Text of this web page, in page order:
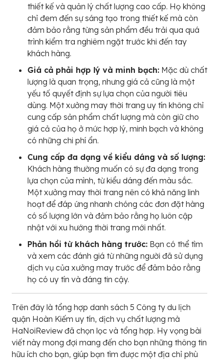
thiết kế và quản lý chất lượng cao cấp. Họ không
chỉ đem đến sự sáng tạo trong thiết kế mà còn
đảm bảo rằng từng sản phẩm đều trải qua quá
trình kiểm tra nghiêm ngặt trước khi đến tay
khách hàng.
Giá cả phải hợp lý và minh bạch: Mặc dù chất
lượng là quan trọng, nhưng giá cả cũng là một
yếu tố quyết định sự lựa chọn của người tiêu
dùng. Một xưởng may thời trang uy tín không chỉ
cung cấp sản phẩm chất lượng mà còn giữ cho
giá cả của họ ở mức hợp lý, minh bạch và không
có những chi phí ẩn.
Cung cấp đa dạng về kiểu dáng và số lượng:
Khách hàng thường muốn có sự đa dạng trong
lựa chọn của mình, từ kiểu dáng đến màu sắc.
Một xưởng may thời trang nên có khả năng linh
hoạt để đáp ứng nhanh chóng các đơn đặt hàng
có số lượng lớn và đảm bảo rằng họ luôn cập
nhật với xu hướng thời trang mới nhất.
Phản hồi từ khách hàng trước: Bạn có thể tìm
và xem các đánh giá từ những người đã sử dụng
dịch vụ của xưởng may trước để đảm bảo rằng
họ có uy tín và đáng tin cậy.
Trên đây là tổng hợp danh sách 5 Công ty du lịch
quận Hoàn Kiếm uy tín, dịch vụ chất lượng mà
HaNoiReview đã chọn lọc và tổng hợp. Hy vọng bài
viết này mong đợi mang đến cho bạn những thông tin
hữu ích cho bạn, giúp bạn tìm được một địa chỉ phù